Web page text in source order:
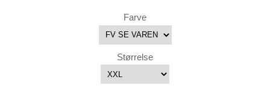
Farve
Størrelse